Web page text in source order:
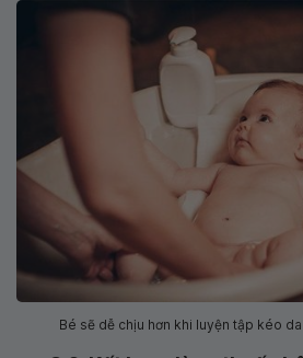
Bé sẽ dễ chịu hơn khi luyện tập kéo